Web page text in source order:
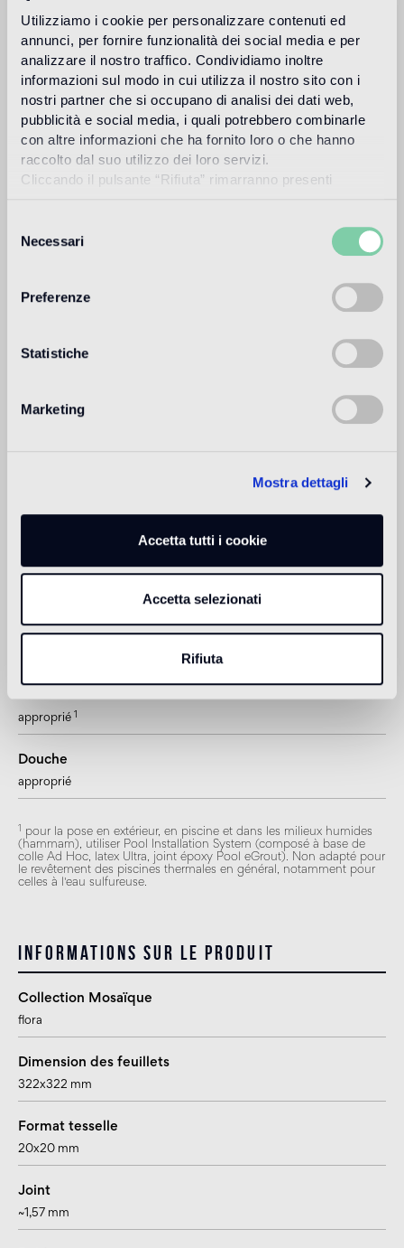
Utilizziamo i cookie per personalizzare contenuti ed
annunci, per fornire funzionalità dei social media e per
analizzare il nostro traffico. Condividiamo inoltre
informazioni sul modo in cui utilizza il nostro sito con i
nostri partner che si occupano di analisi dei dati web,
pubblicità e social media, i quali potrebbero combinarle
con altre informazioni che ha fornito loro o che hanno
raccolto dal suo utilizzo dei loro servizi.
Cliccando il pulsante “Rifiuta” rimarranno presenti
tecnici.
delNecessari
Preferenze
Statistiche
Marketing
Mostra dettagli
Accetta tutti i cookie
Accetta selezionati
Rifiuta
Fillgel plus 6605 rosa pesca Info
Download
Design
carlo dal bianco
Carlo Dal Bianco, architecte et designer, ouvre son studio à
de palais et de bâtiments historiques.
Piscine et SPA
Revêtement intérieur
approprié
Douche
approprié
pour la pose en extérieur, en piscine et dans les milieux humides
(hammam), utiliser Pool Installation System (composé à base de
colle Ad Hoc, latex Ultra, joint époxy Pool eGrout). Non adapté pour
le revêtement des piscines thermales en général, notamment pour
celles à l'eau sulfureuse.
Informations sur le produit
Collection Mosaïque
flora
Dimension des feuillets
322x322 mm
Format tesselle
20x20 mm
Joint
~1,57 mm